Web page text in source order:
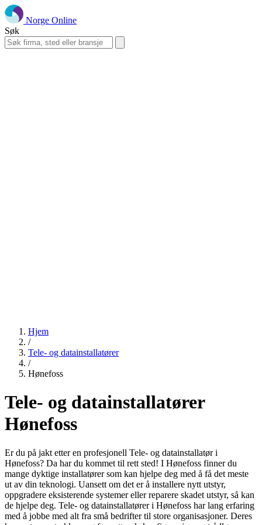
Norge Online
Søk
Hjem
/
Tele- og datainstallatører
/
Hønefoss
Tele- og datainstallatører
Hønefoss
Er du på jakt etter en profesjonell Tele- og datainstallatør i
Hønefoss? Da har du kommet til rett sted! I Hønefoss finner du
mange dyktige installatører som kan hjelpe deg med å få det meste
ut av din teknologi. Uansett om det er å installere nytt utstyr,
oppgradere eksisterende systemer eller reparere skadet utstyr, så kan
de hjelpe deg. Tele- og datainstallatører i Hønefoss har lang erfaring
med å jobbe med alt fra små bedrifter til store organisasjoner. Deres